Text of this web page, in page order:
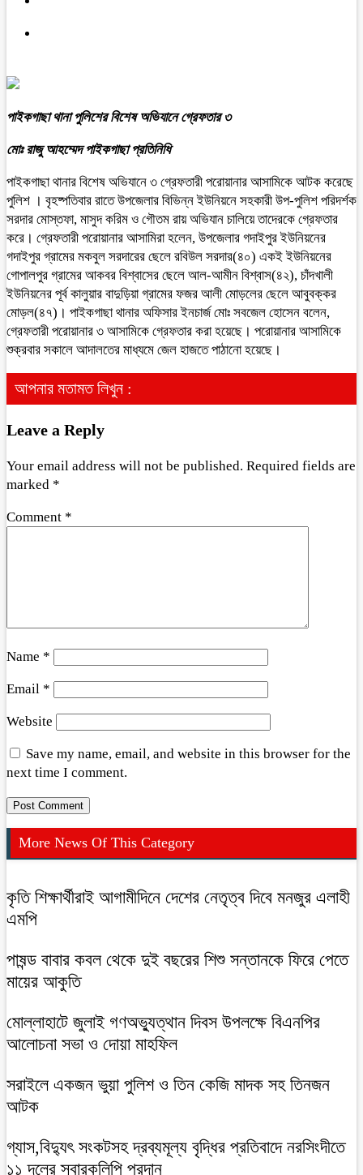
পাইকগাছা থানা পুলিশের বিশেষ অভিযানে গ্রেফতার ৩
মোঃ রাজু আহম্মেদ পাইকগাছা প্রতিনিধি
পাইকগাছা থানার বিশেষ অভিযানে ৩ গ্রেফতারী পরোয়ানার আসামিকে আটক করেছে
পুলিশ । বৃহষ্পতিবার রাতে উপজেলার বিভিন্ন ইউনিয়নে সহকারী উপ-পুলিশ পরিদর্শক
সরদার মোস্তফা, মাসুদ করিম ও গৌতম রায় অভিযান চালিয়ে তাদেরকে গ্রেফতার
করে। গ্রেফতারী পরোয়ানার আসামিরা হলেন, উপজেলার গদাইপুর ইউনিয়নের
গদাইপুর গ্রামের মকবুল সরদারের ছেলে রবিউল সরদার(৪০) একই ইউনিয়নের
গোপালপুর গ্রামের আকবর বিশ্বাসের ছেলে আল-আমীন বিশ্বাস(৪২), চাঁদখালী
ইউনিয়নের পূর্ব কালুয়ার বাদুড়িয়া গ্রামের ফজর আলী মোড়লের ছেলে আবুবক্কর
মোড়ল(৪৭)। পাইকগাছা থানার অফিসার ইনচার্জ মোঃ সবজেল হোসেন বলেন,
গ্রেফতারী পরোয়ানার ৩ আসামিকে গ্রেফতার করা হয়েছে। পরোয়ানার আসামিকে
শুক্রবার সকালে আদালতের মাধ্যমে জেল হাজতে পাঠানো হয়েছে।
আপনার মতামত লিখুন :
Leave a Reply
Your email address will not be published. Required fields are
marked *
Comment *
Name *
Email *
Website
Save my name, email, and website in this browser for the
next time I comment.
More News Of This Category
কৃতি শিক্ষার্থীরাই আগামীদিনে দেশের নেতৃত্ব দিবে মনজুর এলাহী
এমপি
পাষন্ড বাবার কবল থেকে দুই বছরের শিশু সন্তানকে ফিরে পেতে
মায়ের আকুতি
মোল্লাহাটে জুলাই গণঅভ্যুত্থান দিবস উপলক্ষে বিএনপির
আলোচনা সভা ও দোয়া মাহফিল
সরাইলে একজন ভুয়া পুলিশ ও তিন কেজি মাদক সহ তিনজন
আটক
গ্যাস,বিদ্যুৎ সংকটসহ দ্রব্যমূল্য বৃদ্ধির প্রতিবাদে নরসিংদীতে
১১ দলের স্বারকলিপি প্রদান